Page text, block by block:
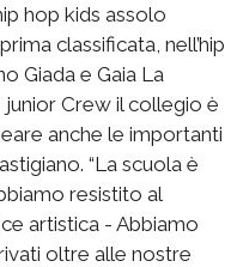
hop kids assolo
classificata, nell’hip
Giada e Gaia La
junior Crew il collegio è
anche le importanti
“La scuola è
resistito al
artistica - Abbiamo
oltre alle nostre